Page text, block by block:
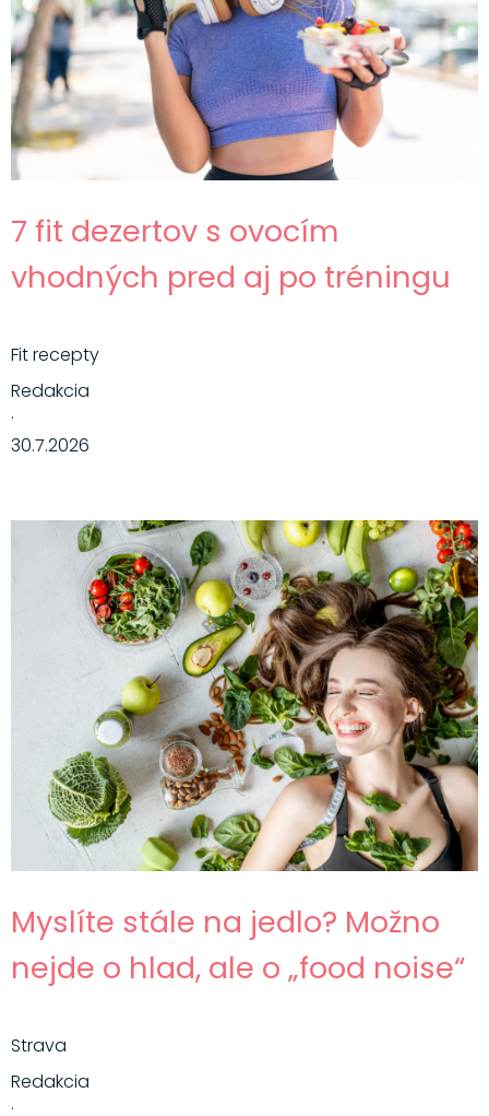
7 fit dezertov s ovocím
vhodných pred aj po tréningu
Fit recepty
Redakcia
·
30.7.2026
Myslíte stále na jedlo? Možno
nejde o hlad, ale o „food noise“
Strava
Redakcia
·